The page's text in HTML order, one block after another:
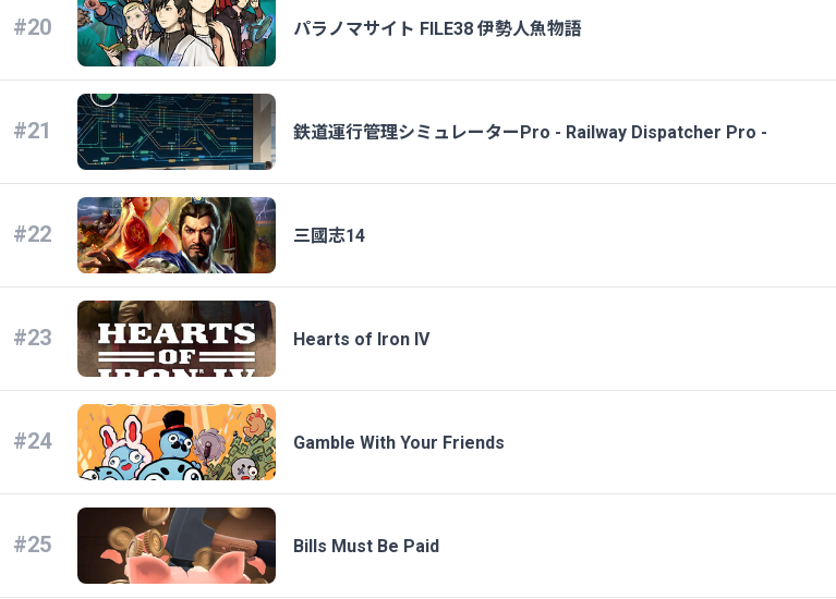
#20 パラノマサイト FILE38 伊勢人魚物語
#21 鉄道運行管理シミュレーターPro - Railway Dispatcher Pro -
#22 三國志14
#23 Hearts of Iron IV
#24 Gamble With Your Friends
#25 Bills Must Be Paid